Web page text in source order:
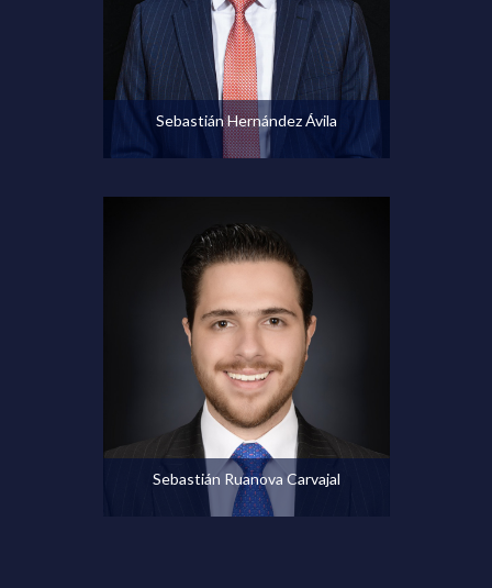
Sebastián Hernández Ávila
Ver perfil
Sebastián Ruanova Carvajal
Ver perfil